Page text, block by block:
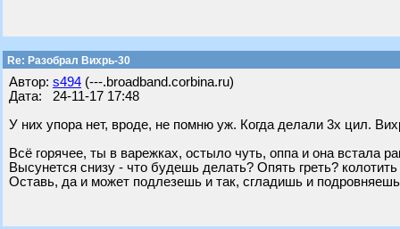
Re: Разобрал Вихрь-30
Автор: s494 (---.broadband.corbina.ru)
Дата: 24-11-17 17:48
У них упора нет, вроде, не помню уж. Когда делали 3х цил.
Всё горячее, ты в варежках, остыло чуть, оппа и она встала
Высунется снизу - что будешь делать? Опять греть?
Оставь, да и может подлезешь и так, сгладишь и